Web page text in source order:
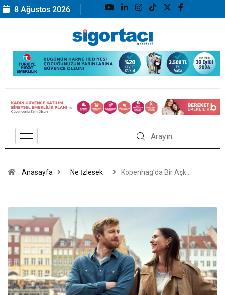
8 Ağustos 2026
Anasayfa Ne İzlesek Kopenhag’da Bir Aşk…